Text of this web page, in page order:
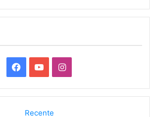
a
o
I
n
Recente